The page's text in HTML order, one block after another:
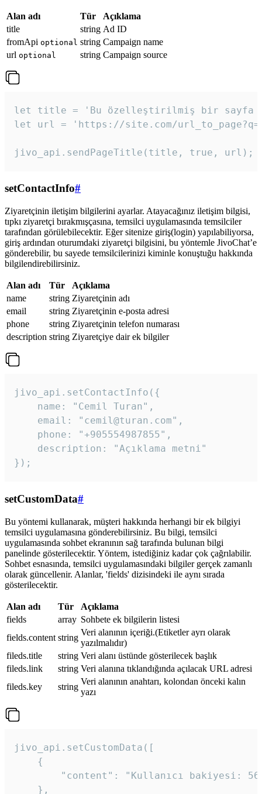
Alan adı Tür
Açıklama
title
string Ad ID
fromApi optional string Campaign name
url optional string Campaign source
let title = 'Bu özelleştirilmiş bir sayfa
let url = 'https://site.com/
jivo_api.sendPageTitle(title, true, url);
setContactInfo#
Ziyaretçinin iletişim bilgilerini ayarlar. Atayacağınız iletişim bilgisi,
tıpkı ziyaretçi bırakmışçasına, temsilci uygulamasında temsilciler
tarafından görülebilecektir. Eğer sitenize giriş(login) yapılabiliyorsa,
giriş ardından oturumdaki ziyaretçi bilgisini, bu yöntemle JivoChat’e
gönderebilir, bu sayede temsilcilerinizi kiminle konuştuğu hakkında
bilgilendirebilirsiniz.
Alan adı Tür
Açıklama
name
string Ziyaretçinin adı
email
string Ziyaretçinin e-posta adresi
phone
string Ziyaretçinin telefon numarası
description string Ziyaretçiye dair ek bilgiler
jivo_api.setContactInfo({
    name: "Cemil Turan",
    email: "cemil@turan.com",
    phone: "+905554987855",
    description: "Açıklama metni"
});
setCustomData#
Bu yöntemi kullanarak, müşteri hakkında herhangi bir ek bilgiyi
temsilci uygulamasına gönderebilirsiniz. Bu bilgi, temsilci
uygulamasında sohbet ekranının sağ tarafında bulunan bilgi
panelinde gösterilecektir. Yöntem, istediğiniz kadar çok çağrılabilir.
Sohbet esnasında, temsilci uygulamasındaki bilgiler gerçek zamanlı
olarak güncellenir. Alanlar, 'fields' dizisindeki ile aynı sırada
gösterilecektir.
Alan adı Tür
Açıklama
fields
array Sohbete ek bilgilerin listesi
fields.content string
Veri alanının içeriği.(Etiketler ayrı olarak
yazılmalıdır)
fileds.title
string Veri alanı üstünde gösterilecek başlık
fileds.link
string Veri alanına tıklandığında açılacak URL adresi
fileds.key
string
Veri alanının anahtarı, kolondan önceki kalın
yazı
jivo_api.setCustomData([
    {
"content": "Kullanıcı bakiyesi:
    },